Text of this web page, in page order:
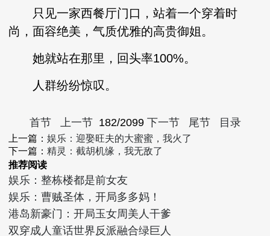
只见一家西餐厅门口，站着一个穿着时
尚，面容绝美，气质优雅的高贵御姐。
她就站在那里，回头率100%。
人群纷纷惊叹。
首节 上一节 182/2099 下一节 尾节 目录
上一篇：娱乐：迎娶旺夫的大蜜蜜，我火了
下一篇：精灵：截胡机缘，我无敌了
推荐阅读
娱乐：整栋楼都是前女友
娱乐：曹贼圣体，开局多多妈！
港岛新豪门：开局玉女周美人干爹
双穿成人童话世界反派融合绿巨人